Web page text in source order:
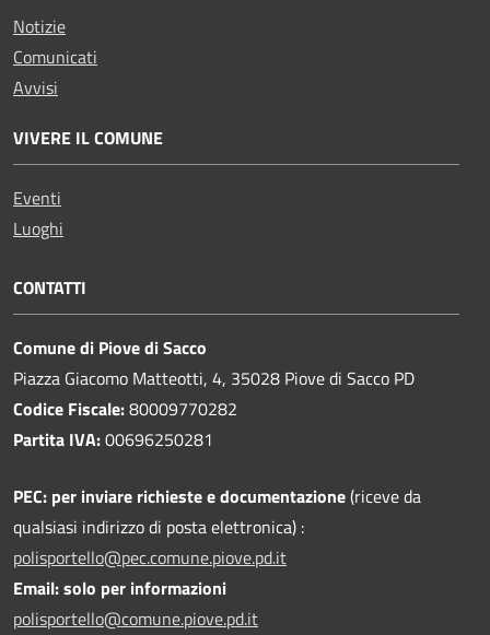
Notizie
Comunicati
Avvisi
VIVERE IL COMUNE
Eventi
Luoghi
CONTATTI
Comune di Piove di Sacco
Piazza Giacomo Matteotti, 4, 35028 Piove di Sacco PD
Codice Fiscale:80009770282
Partita IVA:00696250281
PEC: per inviare richieste e documentazione(riceve da
qualsiasi indirizzo di posta elettronica) :
polisportello@pec.comune.piove.pd.it
Email: solo per informazioni
polisportello@comune.piove.pd.it